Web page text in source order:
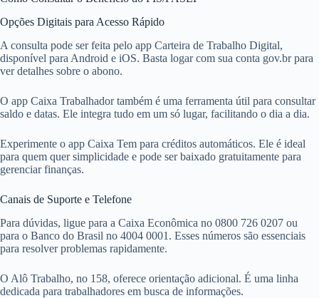
Opções Digitais para Acesso Rápido
A consulta pode ser feita pelo app Carteira de Trabalho Digital,
disponível para Android e iOS. Basta logar com sua conta gov.br para
ver detalhes sobre o abono.
O app Caixa Trabalhador também é uma ferramenta útil para consultar
saldo e datas. Ele integra tudo em um só lugar, facilitando o dia a dia.
Experimente o app Caixa Tem para créditos automáticos. Ele é ideal
para quem quer simplicidade e pode ser baixado gratuitamente para
gerenciar finanças.
Canais de Suporte e Telefone
Para dúvidas, ligue para a Caixa Econômica no 0800 726 0207 ou
para o Banco do Brasil no 4004 0001. Esses números são essenciais
para resolver problemas rapidamente.
O Alô Trabalho, no 158, oferece orientação adicional. É uma linha
dedicada para trabalhadores em busca de informações.